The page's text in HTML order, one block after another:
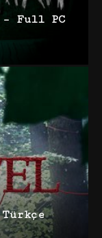
Full PC